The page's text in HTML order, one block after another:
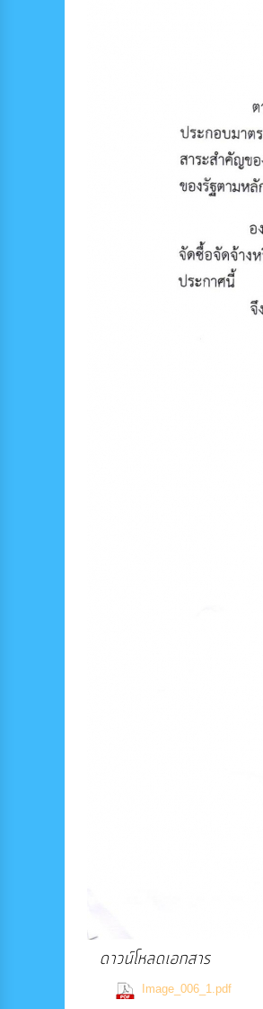
ดาวน์โหลดเอกสาร
Image_006_1.pdf